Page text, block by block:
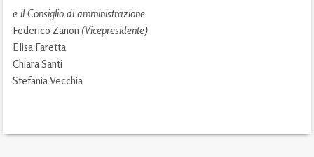
e il Consiglio di amministrazione
Federico Zanon (Vicepresidente)
Elisa Faretta
Chiara Santi
Stefania Vecchia